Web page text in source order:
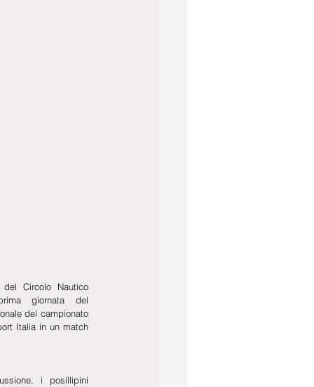
Circolo Nautico
giornata del
del campionato
Italia in un match
i posillipini